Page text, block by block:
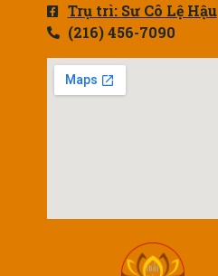
Trụ trì: Sư Cô Lệ Hậu
(216) 456-7090